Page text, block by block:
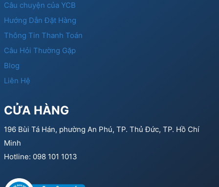
Câu chuyện của YCB
Hướng Dẫn Đặt Hàng
Thông Tin Thanh Toán
Câu Hỏi Thường Gặp
Blog
Liên Hệ
CỬA HÀNG
196 Bùi Tá Hán, phường An Phú, TP. Thủ Đức, TP. Hồ Chí
Minh
Hotline: 098 101 1013